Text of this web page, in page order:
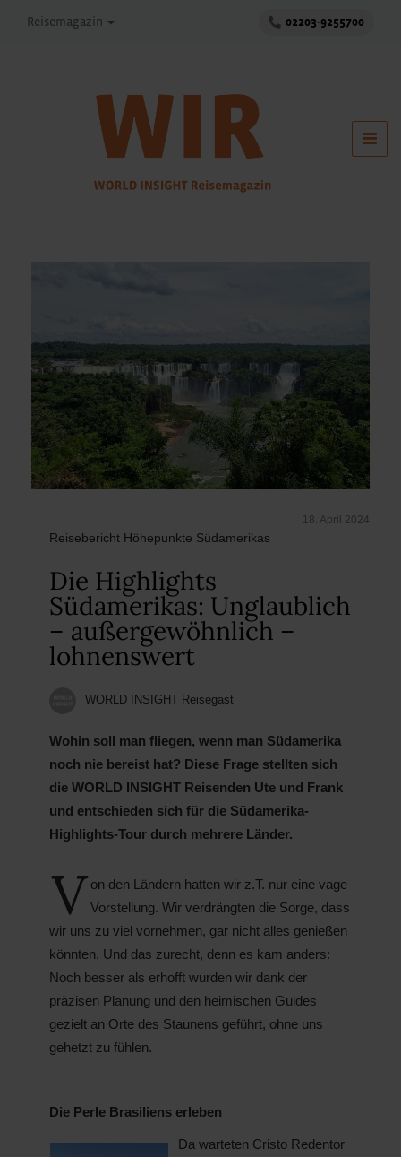
Reisemagazin 02203-9255700
Reisebericht Höhepunkte Südamerikas
18. April 2024
Die Highlights
Südamerikas: Unglaublich
– außergewöhnlich –
lohnenswert
WORLD INSIGHT Reisegast
Wohin soll man fliegen, wenn man Südamerika
noch nie bereist hat? Diese Frage stellten sich
die WORLD INSIGHT Reisenden Ute und Frank
und entschieden sich für die Südamerika-
Highlights-Tour durch mehrere Länder.
V on den Ländern hatten wir z.T. nur eine vage
Vorstellung. Wir verdrängten die Sorge, dass
wir uns zu viel vornehmen, gar nicht alles genießen
könnten. Und das zurecht, denn es kam anders:
Noch besser als erhofft wurden wir dank der
präzisen Planung und den heimischen Guides
gezielt an Orte des Staunens geführt, ohne uns
gehetzt zu fühlen.
Die Perle Brasiliens erleben
Da warteten Cristo Redentor